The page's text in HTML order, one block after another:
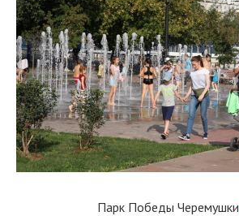
Парк Победы Черемушки